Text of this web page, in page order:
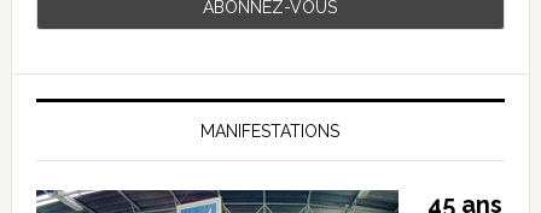
MANIFESTATIONS
45 ans